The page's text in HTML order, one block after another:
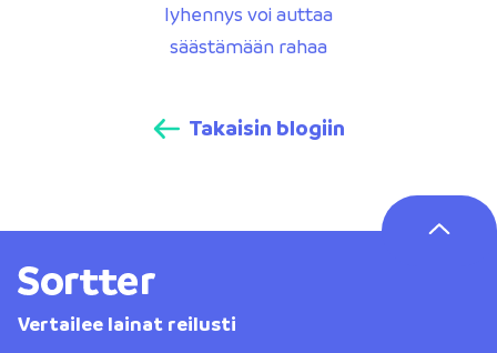
lyhennys voi auttaa
säästämään rahaa
Takaisin blogiin
Vertailee lainat reilusti